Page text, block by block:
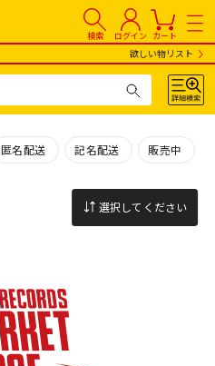
検索 ログイン カート
欲しい物リスト
匿名配送 記名配送 販売中
選択してください